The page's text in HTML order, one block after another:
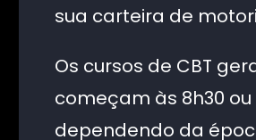
sua carteira de
Os cursos de CBT
começam às 8h30 ou
dependendo da